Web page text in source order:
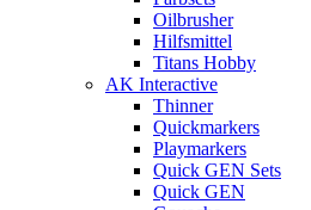
Oilbrusher
Hilfsmittel
Titans Hobby
AK Interactive
Thinner
Quickmarkers
Playmarkers
Quick GEN Sets
Quick GEN